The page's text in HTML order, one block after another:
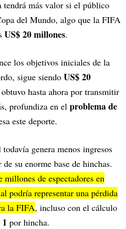
tendrá más valor si el público
del Mundo, algo que la FIFA
US$ 20 millones.
los objetivos iniciales de la
sigue siendo US$ 20
hasta ahora por transmitir
profundiza en el problema de
este deporte.
genera menos ingresos
su enorme base de hinchas.
millones de espectadores en
podría representar una pérdida
la FIFA, incluso con el cálculo
por hincha.